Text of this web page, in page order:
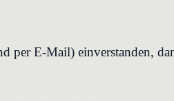
per E-Mail) einverstanden,